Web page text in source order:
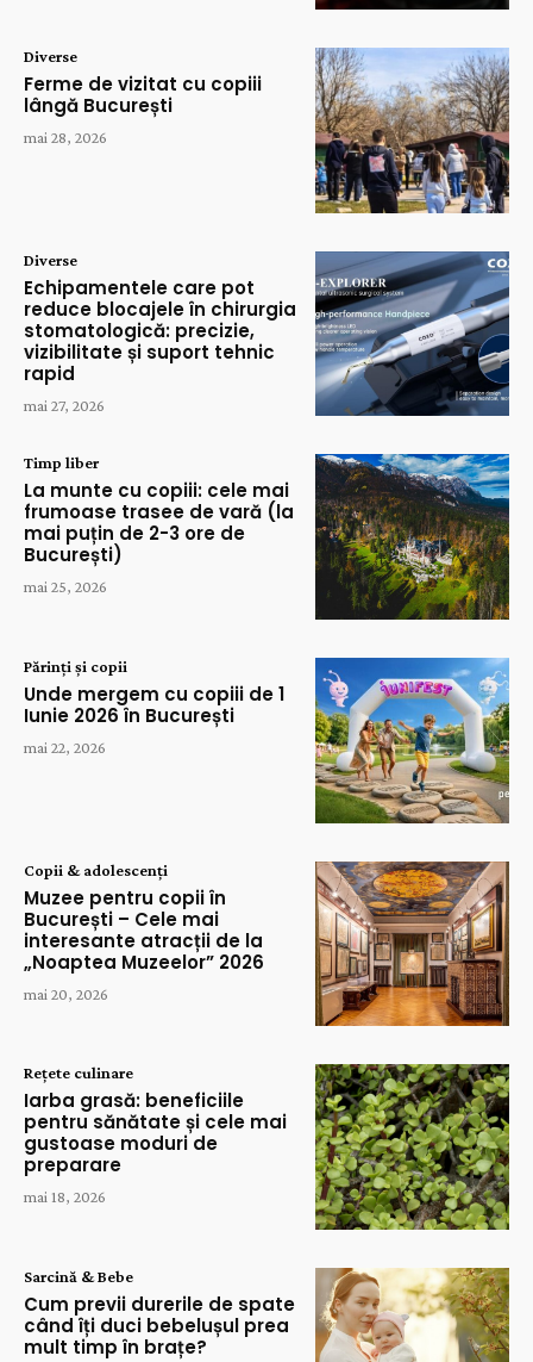
Diverse
Ferme de vizitat cu copiii
lângă București
mai 28, 2026
Diverse
Echipamentele care pot
reduce blocajele în chirurgia
stomatologică: precizie,
vizibilitate și suport tehnic
rapid
mai 27, 2026
Timp liber
La munte cu copiii: cele mai
frumoase trasee de vară (la
mai puțin de 2-3 ore de
București)
mai 25, 2026
Părinți și copii
Unde mergem cu copiii de 1
Iunie 2026 în București
mai 22, 2026
Copii & adolescenți
Muzee pentru copii în
București – Cele mai
interesante atracții de la
„Noaptea Muzeelor” 2026
mai 20, 2026
Rețete culinare
Iarba grasă: beneficiile
pentru sănătate și cele mai
gustoase moduri de
preparare
mai 18, 2026
Sarcină & Bebe
Cum previi durerile de spate
când îți duci bebelușul prea
mult timp în brațe?